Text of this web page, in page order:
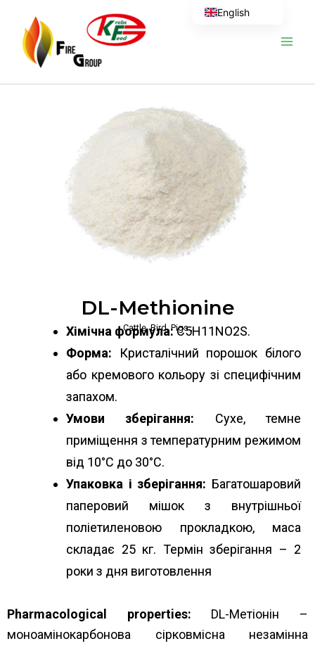
content
DL-Methionine
Cattle,Bird,Pigs,
Хімічна формула:С5Н11NO2S.
Форма: Кристалічний порошок білого
або кремового кольору зі специфічним
запахом.
Умови зберігання: Сухе, темне
приміщення з температурним режимом
від 10°С до 30°С.
Упаковка і зберігання: Багатошаровий
паперовий мішок з внутрішньої
поліетиленовою прокладкою, маса
складає 25 кг. Термін зберігання – 2
роки з дня виготовлення
Pharmacological properties: DL-Метіонін –
моноамінокарбонова сірковмісна незамінна
English